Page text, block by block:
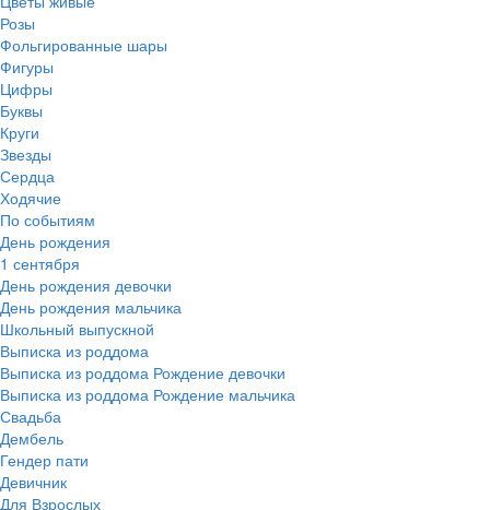
Розы
Фольгированные шары
Фигуры
Цифры
Буквы
Круги
Звезды
Сердца
Ходячие
По событиям
День рождения
1 сентября
День рождения девочки
День рождения мальчика
Школьный выпускной
Выписка из роддома
Выписка из роддома Рождение девочки
Выписка из роддома Рождение мальчика
Свадьба
Дембель
Гендер пати
Девичник
Для Взрослых